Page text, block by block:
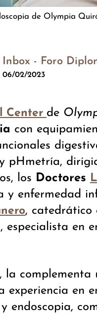
de Olympia
Inbox - Foro
06/02/2023
Center de
con
pHmetría,
los Doctores
y enfermedad
, catedrático
especialista en
la complementa
experiencia en
endoscopia,